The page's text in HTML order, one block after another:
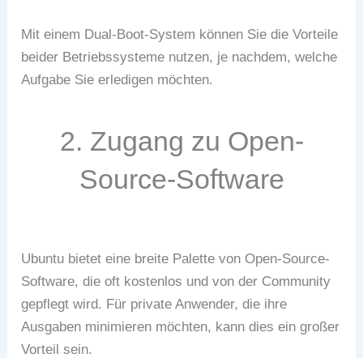
Mit einem Dual-Boot-System können Sie die Vorteile
beider Betriebssysteme nutzen, je nachdem, welche
Aufgabe Sie erledigen möchten.
2. Zugang zu Open-
Source-Software
Ubuntu bietet eine breite Palette von Open-Source-
Software, die oft kostenlos und von der Community
gepflegt wird. Für private Anwender, die ihre
Ausgaben minimieren möchten, kann dies ein großer
Vorteil sein.